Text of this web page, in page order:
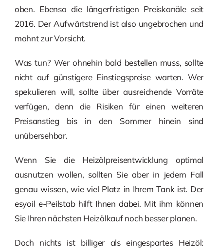
oben. Ebenso die längerfristigen Preiskanäle seit
2016. Der Aufwärtstrend ist also ungebrochen und
mahnt zur Vorsicht.
Was tun? Wer ohnehin bald bestellen muss, sollte
nicht auf günstigere Einstiegspreise warten. Wer
spekulieren will, sollte über ausreichende Vorräte
verfügen, denn die Risiken für einen weiteren
Preisanstieg bis in den Sommer hinein sind
unübersehbar.
Wenn Sie die Heizölpreisentwicklung optimal
ausnutzen wollen, sollten Sie aber in jedem Fall
genau wissen, wie viel Platz in Ihrem Tank ist. Der
esyoil e-Peilstab hilft Ihnen dabei. Mit ihm können
Sie Ihren nächsten Heizölkauf noch besser planen.
Doch nichts ist billiger als eingespartes Heizöl: